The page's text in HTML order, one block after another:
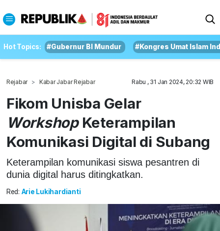
Hot Topics: #Gubernur BI Mundur #Kongres Umat Islam
Rejabar Kabar Jabar Rejabar Rabu , 31 Jan 2024, 20:32 WIB
Fikom Unisba Gelar
WorkshopKeterampilan
Komunikasi Digital di Subang
Keterampilan komunikasi siswa pesantren di
dunia digital harus ditingkatkan.
Red: Arie Lukihardianti